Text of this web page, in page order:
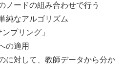
ノードの組み合わせで行う
純なアルゴリズム
プリング」
の適用
に対して、教師データから分か